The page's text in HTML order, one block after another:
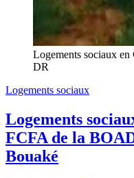
Logements sociaux
DR
Logements sociaux
Logements
FCFA de la
Bouaké